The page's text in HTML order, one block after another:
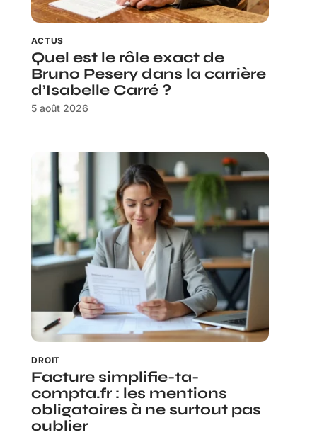
ACTUS
Quel est le rôle exact de
Bruno Pesery dans la carrière
d’Isabelle Carré ?
5 août 2026
DROIT
Facture simplifie-ta-
compta.fr : les mentions
obligatoires à ne surtout pas
oublier